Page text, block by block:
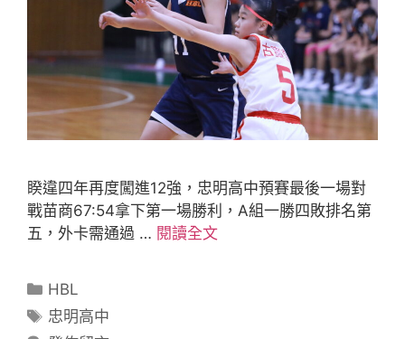
睽違四年再度闖進12強，忠明高中預賽最後一場對
戰苗商67:54拿下第一場勝利，A組一勝四敗排名第
五，外卡需通過 … 閱讀全文
HBL
忠明高中